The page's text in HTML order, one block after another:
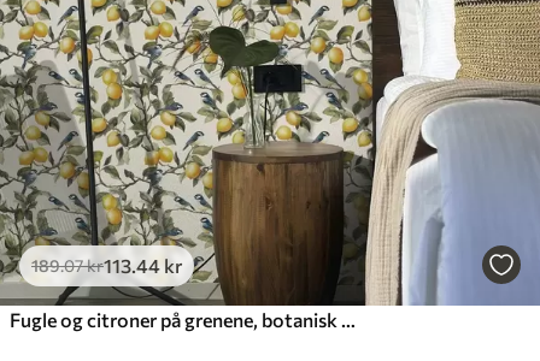
189.07kr113.44 kr
Fugle og citroner på grenene, botanisk akvareltegning